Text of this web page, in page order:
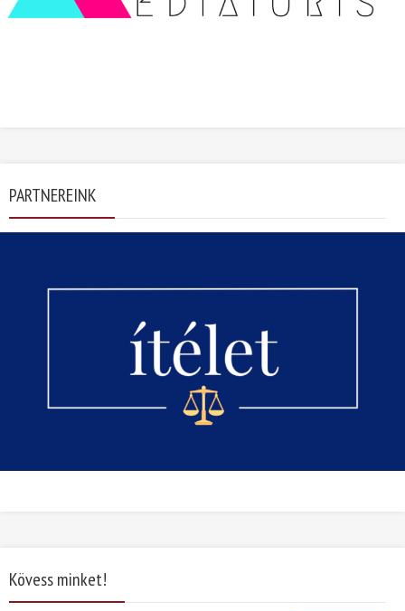
PARTNEREINK
Kövess minket!